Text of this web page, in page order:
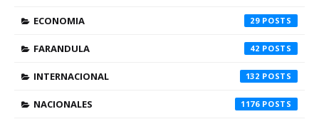
ECONOMIA 29
FARANDULA 42
INTERNACIONAL 132
NACIONALES 1176